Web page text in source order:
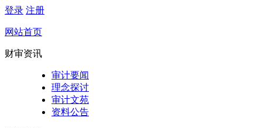
登录 注册
网站首页
财审资讯
审计要闻
理念探讨
审计文苑
资料公告